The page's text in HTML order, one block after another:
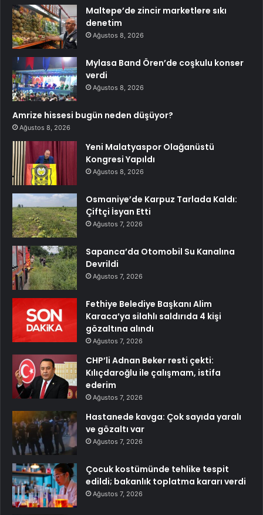
Maltepe’de zincir marketlere sıkı
denetim
Ağustos 8, 2026
Mylasa Band Ören’de coşkulu konser
verdi
Ağustos 8, 2026
Amrize hissesi bugün neden düşüyor?
Ağustos 8, 2026
Yeni Malatyaspor Olağanüstü
Kongresi Yapıldı
Ağustos 8, 2026
Osmaniye’de Karpuz Tarlada Kaldı:
Çiftçi İsyan Etti
Ağustos 7, 2026
Sapanca’da Otomobil Su Kanalına
Devrildi
Ağustos 7, 2026
Fethiye Belediye Başkanı Alim
Karaca’ya silahlı saldırıda 4 kişi
gözaltına alındı
Ağustos 7, 2026
CHP’li Adnan Beker resti çekti:
Kılıçdaroğlu ile çalışmam, istifa
ederim
Ağustos 7, 2026
Hastanede kavga: Çok sayıda yaralı
ve gözaltı var
Ağustos 7, 2026
Çocuk kostümünde tehlike tespit
edildi; bakanlık toplatma kararı verdi
Ağustos 7, 2026